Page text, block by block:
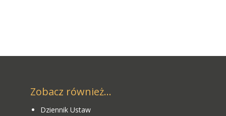
Zobacz również...
Dziennik Ustaw